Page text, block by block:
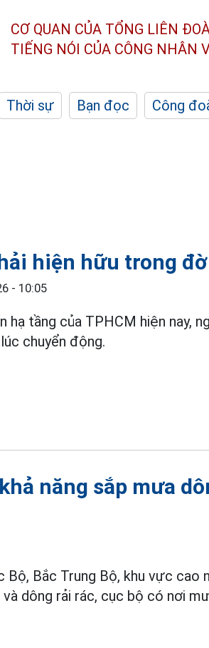
CƠ QUAN CỦA TỔNG LIÊN
TIẾNG NÓI CỦA CÔNG NHÂN
Thời sự Bạn đọc Công
hiện hữu trong
- 10:05
tầng của TPHCM hiện nay,
chuyển động.
năng sắp mưa
Bộ, Bắc Trung Bộ, khu vực cao
và dông rải rác, cục bộ có nơi